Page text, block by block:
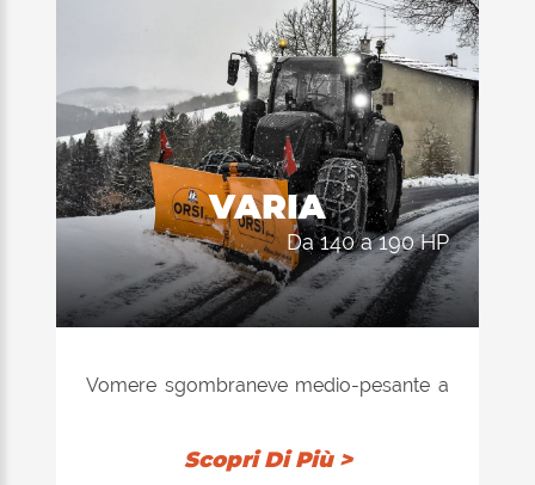
VARIA
da 140 a 190 HP
Vomere sgombraneve medio-pesante a
acciaio, adatto per luoghi ad alto
Scopri Di Più >